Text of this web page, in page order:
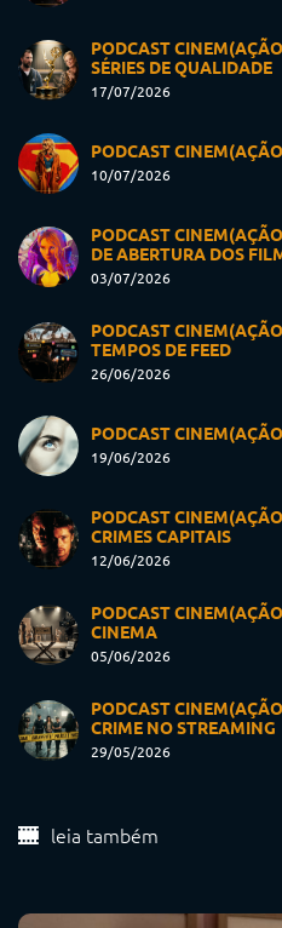
PODCAST
SÉRIES DE QUALIDADE
17/07/2026
PODCAST
10/07/2026
PODCAST
DE ABERTURA DOS
03/07/2026
PODCAST
TEMPOS DE FEED
26/06/2026
PODCAST
19/06/2026
PODCAST
CRIMES CAPITAIS
12/06/2026
PODCAST
CINEMA
05/06/2026
PODCAST
CRIME NO STREAMING
29/05/2026
leia também